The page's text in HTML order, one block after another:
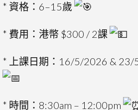
* 資格：6–15歲
* 費用：港幣 $300 / 2課
* 上課日期：16/5/2026 & 23/
* 時間：8:30am – 12:00pm